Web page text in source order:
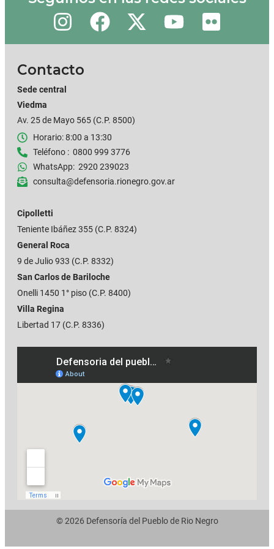
Contacto
Sede central
Viedma
Av. 25 de Mayo 565 (C.P. 8500)
Horario: 8:00 a 13:30
Teléfono : 0800 999 3776
WhatsApp: 2920 239023
consulta@defensoria.rionegro.gov.ar
Cipolletti
Teniente Ibáñez 355 (C.P. 8324)
General Roca
9 de Julio 933 (C.P. 8332)
San Carlos de Bariloche
Onelli 1450 1° piso (C.P. 8400)
Villa Regina
Libertad 17 (C.P. 8336)
© 2026 Defensoría del Pueblo de Rio Negro